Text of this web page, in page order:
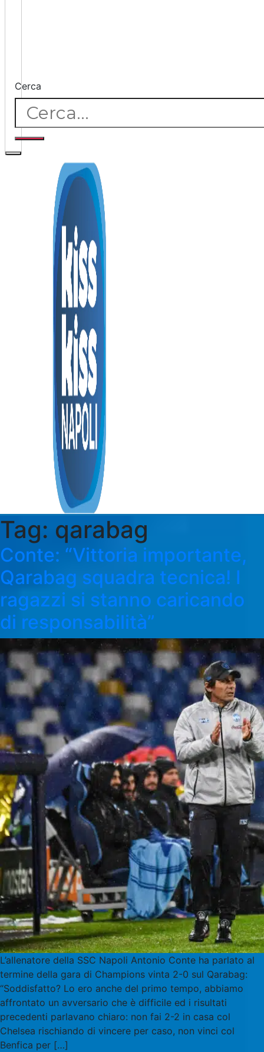
Cerca
Tag: qarabag
Conte: “Vittoria importante,
Qarabag squadra tecnica! I
ragazzi si stanno caricando
di responsabilità”
L’allenatore della SSC Napoli Antonio Conte ha parlato al
termine della gara di Champions vinta 2-0 sul Qarabag:
“Soddisfatto? Lo ero anche del primo tempo, abbiamo
affrontato un avversario che è difficile ed i risultati
precedenti parlavano chiaro: non fai 2-2 in casa col
Chelsea rischiando di vincere per caso, non vinci col
Benfica per […]